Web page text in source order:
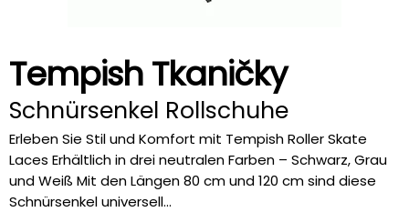
Tempish Tkaničky
Schnürsenkel Rollschuhe
Erleben Sie Stil und Komfort mit Tempish Roller Skate
Laces Erhältlich in drei neutralen Farben – Schwarz, Grau
und Weiß Mit den Längen 80 cm und 120 cm sind diese
Schnürsenkel universell...